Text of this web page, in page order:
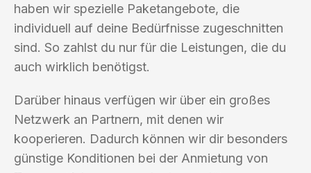
haben wir spezielle Paketangebote, die
individuell auf deine Bedürfnisse zugeschnitten
sind. So zahlst du nur für die Leistungen, die du
auch wirklich benötigst.
Darüber hinaus verfügen wir über ein großes
Netzwerk an Partnern, mit denen wir
kooperieren. Dadurch können wir dir besonders
günstige Konditionen bei der Anmietung von